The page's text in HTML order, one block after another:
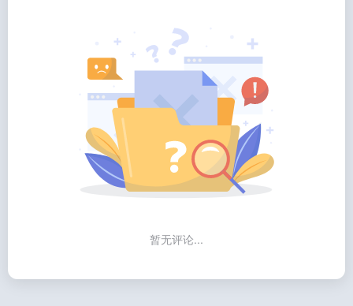
暂无评论...